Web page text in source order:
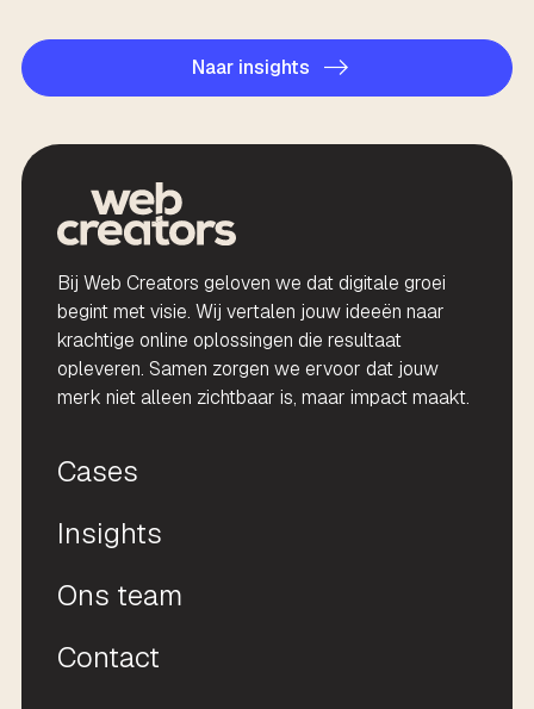
Naar insights
Bij Web Creators geloven we dat digitale groei
begint met visie. Wij vertalen jouw ideeën naar
krachtige online oplossingen die resultaat
opleveren. Samen zorgen we ervoor dat jouw
merk niet alleen zichtbaar is, maar impact maakt.
Cases
Insights
Ons team
Contact